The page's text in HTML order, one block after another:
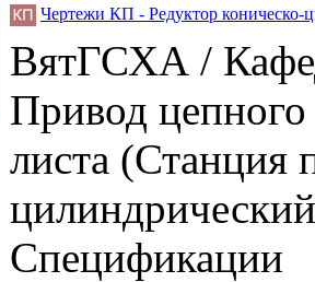
Чертежи КП - Редуктор коническо-
ВятГСХА /
Привод
листа (Станция
Спецификации